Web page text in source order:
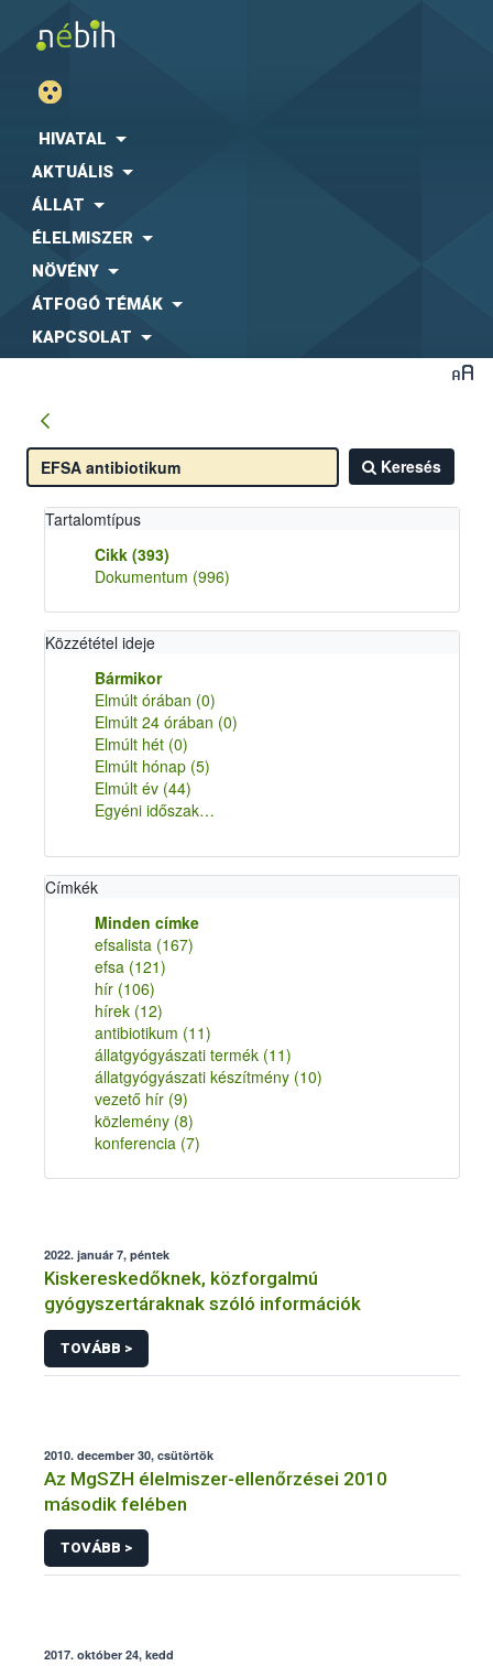
HIVATAL
AKTUÁLIS
ÁLLAT
ÉLELMISZER
NÖVÉNY
ÁTFOGÓ TÉMÁK
KAPCSOLAT
Keresés
Tartalomtípus
Cikk (393)
Dokumentum (996)
Közzététel ideje
Bármikor
Elmúlt órában (0)
Elmúlt 24 órában (0)
Elmúlt hét (0)
Elmúlt hónap (5)
Elmúlt év (44)
Egyéni időszak…
Címkék
Minden címke
efsalista (167)
efsa (121)
hír (106)
hírek (12)
antibiotikum (11)
állatgyógyászati termék (11)
állatgyógyászati készítmény (10)
vezető hír (9)
közlemény (8)
konferencia (7)
2022. január 7, péntek
Kiskereskedőknek, közforgalmú
gyógyszertáraknak szóló információk
TOVÁBB >
2010. december 30, csütörtök
Az MgSZH élelmiszer-ellenőrzései 2010
második felében
TOVÁBB >
2017. október 24, kedd